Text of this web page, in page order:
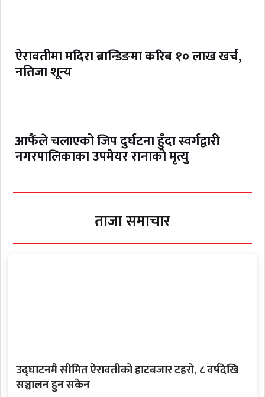
ऐरावतीमा मदिरा ब्रान्डिङमा करिब १० लाख खर्च,
नतिजा शून्य
आफैंले चलाएको जिप दुर्घटना हुँदा स्वर्गद्वारी
नगरपालिकाका उपमेयर रानाको मृत्यु
ताजा समाचार
उद्घाटनमै सीमित ऐरावतीको हाटबजार टहरो, ८ वर्षदेखि
सञ्चालन हुन सकेन